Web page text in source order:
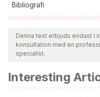
Bibliografi
Samtliga citerade källor har
för att säkerställa deras
giltighet. Bibliografin för
Pérez-Grande, M. D.
la infancia. Prevención
Denna text erbjuds endast i
konsultation med en
specialist.
Interesting